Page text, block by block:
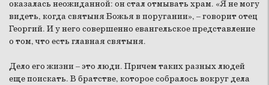
оказалась неожиданной: он стал отмывать храм. «Я не могу
видеть, когда святыня Божья в поругании», – говорит отец
Георгий. И у него совершенно евангельское представление
о том, что есть главная святыня.
Дело его жизни – это люди. Причем таких разных людей
еще поискать. В братстве, которое собралось вокруг дела